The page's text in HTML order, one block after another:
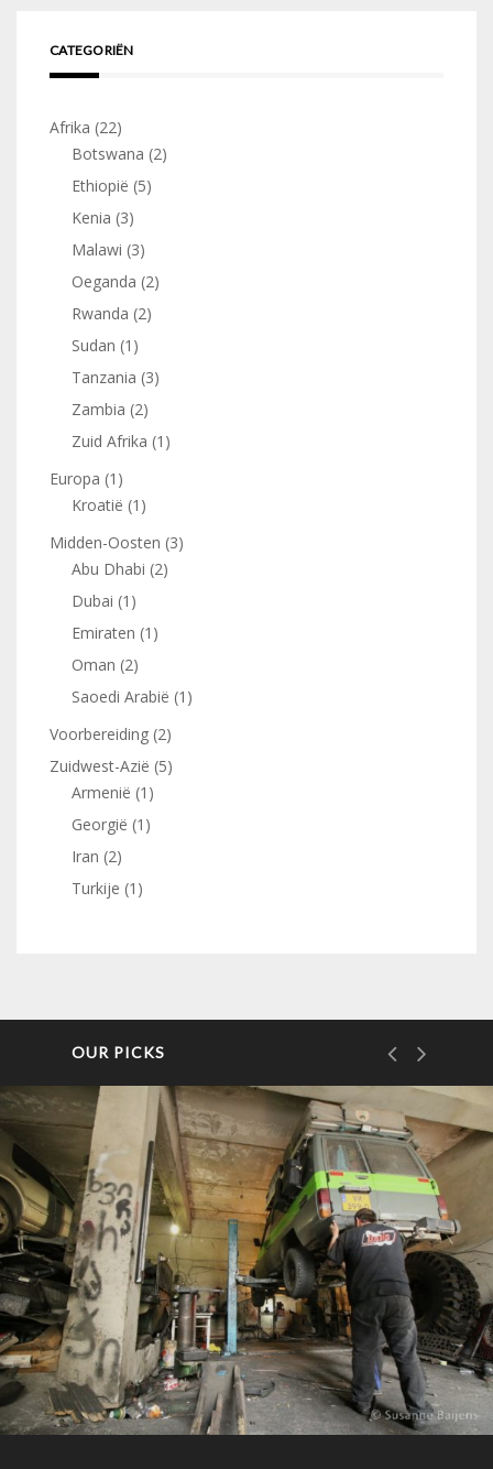
CATEGORIËN
Afrika (22)
Botswana (2)
Ethiopië (5)
Kenia (3)
Malawi (3)
Oeganda (2)
Rwanda (2)
Sudan (1)
Tanzania (3)
Zambia (2)
Zuid Afrika (1)
Europa (1)
Kroatië (1)
Midden-Oosten (3)
Abu Dhabi (2)
Dubai (1)
Emiraten (1)
Oman (2)
Saoedi Arabië (1)
Voorbereiding (2)
Zuidwest-Azië (5)
Armenië (1)
Georgië (1)
Iran (2)
Turkije (1)
OUR PICKS